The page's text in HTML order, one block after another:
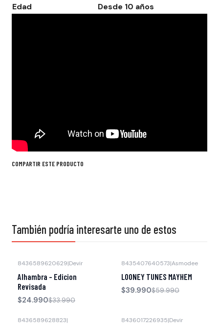
Edad
Desde 10 años
COMPARTIR ESTE PRODUCTO
También podría interesarte uno de estos
8436589620629|Devir
Alhambra - Edicion
Revisada
$24.990$33.990
8435407640573|Asmodee
LOONEY TUNES MAYHEM
$39.990$59.990
8436589628823| 8436017226935|Devir